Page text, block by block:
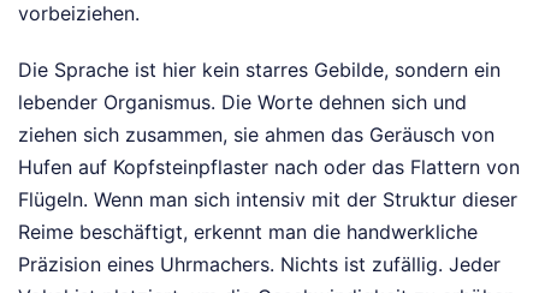
vorbeiziehen.
Die Sprache ist hier kein starres Gebilde, sondern ein
lebender Organismus. Die Worte dehnen sich und
ziehen sich zusammen, sie ahmen das Geräusch von
Hufen auf Kopfsteinpflaster nach oder das Flattern von
Flügeln. Wenn man sich intensiv mit der Struktur dieser
Reime beschäftigt, erkennt man die handwerkliche
Präzision eines Uhrmachers. Nichts ist zufällig. Jeder